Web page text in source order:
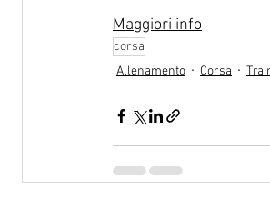
Maggiori info
corsa
Allenamento
Corsa